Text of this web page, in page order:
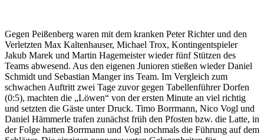
Gegen Peißenberg waren mit dem kranken Peter Richter und den
Verletzten Max Kaltenhauser, Michael Trox, Kontingentspieler
Jakub Marek und Martin Hagemeister wieder fünf Stützen des
Teams abwesend. Aus den eigenen Junioren stießen wieder Daniel
Schmidt und Sebastian Manger ins Team. Im Vergleich zum
schwachen Auftritt zwei Tage zuvor gegen Tabellenführer Dorfen
(0:5), machten die „Löwen“ von der ersten Minute an viel richtig
und setzten die Gäste unter Druck. Timo Borrmann, Nico Vogl und
Daniel Hämmerle trafen zunächst früh den Pfosten bzw. die Latte, in
der Folge hatten Borrmann und Vogl nochmals die Führung auf dem